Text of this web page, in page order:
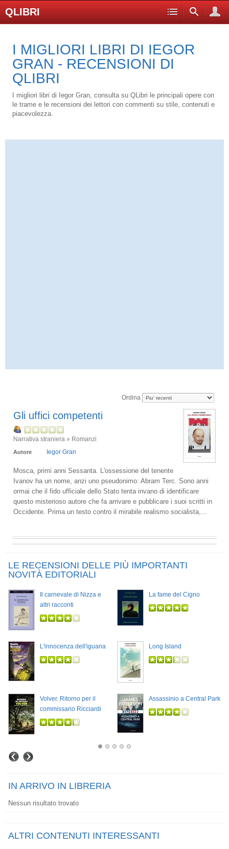
QLIBRI
I MIGLIORI LIBRI DI IEGOR
GRAN - RECENSIONI DI
QLIBRI
I migliori libri di Iegor Gran, consulta su QLibri le principali opere con
le trame e le recensioni dei lettori con commenti su stile, contenuti e
piacevolezza.
Ordina
Gli uffici competenti
Narrativa straniera » Romanzi
Autore Iegor Gran
Mosca, primi anni Sessanta. L'ossessione del tenente
Ivanov ha un nome, anzi uno pseudonimo: Abram Terc. Sono anni
ormai che il fido ufficiale dello Stato tenta invano di identificare
questo misterioso autore che fa arrivare e pubblicare i suoi scritti in
Occidente. Prima un testo contro il mirabile realismo socialista,...
LE RECENSIONI DELLE PIÙ IMPORTANTI
NOVITÀ EDITORIALI
Il carnevale di Nizza e
altri racconti
La fame del Cigno
L'innocenza dell'iguana Long Island
Volver. Ritorno per il
commissario Ricciardi
Assassinio a Central Park
IN ARRIVO IN LIBRERIA
Nessun risultato trovato
ALTRI CONTENUTI INTERESSANTI